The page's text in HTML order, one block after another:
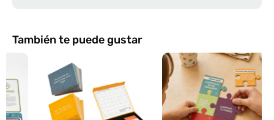
También te puede gustar